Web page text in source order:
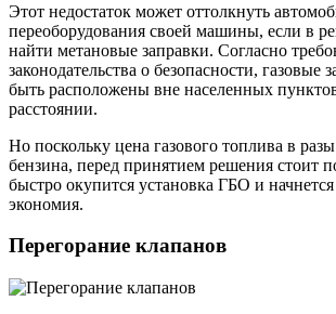
Этот недостаток может оттолкнуть
переоборудования своей машины, если в
найти метановые заправки. Согласно
законодательства о безопасности, газовые
быть расположены вне населенных
расстоянии.
Но поскольку цена газового топлива в
бензина, перед принятием решения стоит
быстро окупится установка ГБО и начнется
экономия.
Перегорание клапанов